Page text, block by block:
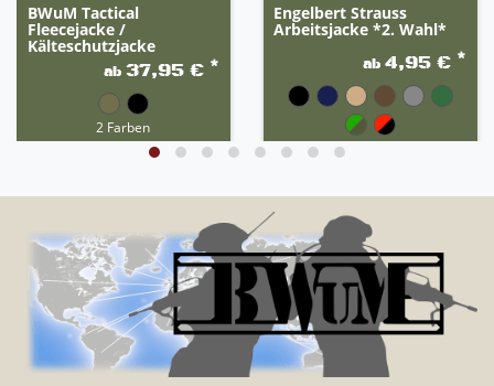
BWuM Tactical
Fleecejacke /
Kälteschutzjacke
ab37,95 € *
2 Farben
Engelbert Strauss
Arbeitsjacke *2. Wahl*
ab 4,95 € *
19 Farben